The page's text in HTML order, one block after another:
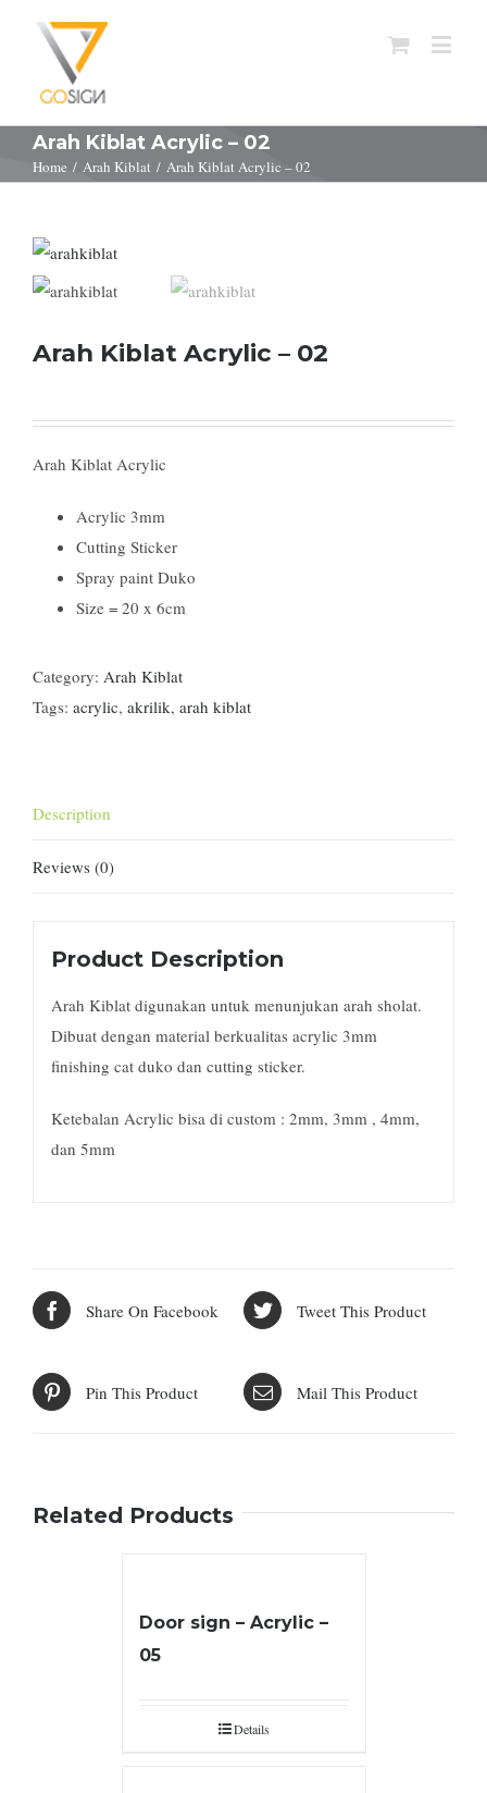
Arah Kiblat Acrylic – 02
Home / Arah Kiblat / Arah Kiblat Acrylic – 02
Arah Kiblat Acrylic – 02
Arah Kiblat Acrylic
Acrylic 3mm
Cutting Sticker
Spray paint Duko
Size = 20 x 6cm
Category: Arah Kiblat
Tags: acrylic, akrilik, arah kiblat
Description
Reviews (0)
Product Description
Arah Kiblat digunakan untuk menunjukan arah sholat.
Dibuat dengan material berkualitas acrylic 3mm
finishing cat duko dan cutting sticker.
Ketebalan Acrylic bisa di custom : 2mm, 3mm , 4mm,
dan 5mm
Share On Facebook Tweet This Product
Pin This Product Mail This Product
Related Products
Door sign – Acrylic –
05
Details